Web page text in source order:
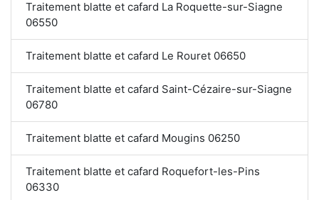
Traitement blatte et cafard La Roquette-sur-Siagne
06550
Traitement blatte et cafard Le Rouret 06650
Traitement blatte et cafard Saint-Cézaire-sur-Siagne
06780
Traitement blatte et cafard Mougins 06250
Traitement blatte et cafard Roquefort-les-Pins
06330